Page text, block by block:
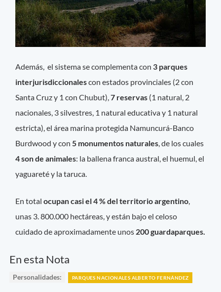
Además, el sistema se complementa con 3 parques
interjurisdiccionalescon estados provinciales (2 con
Santa Cruz y 1 con Chubut),7 reservas (1 natural, 2
nacionales, 3 silvestres, 1 natural educativa y 1 natural
estricta), el área marina protegida Namuncurá-Banco
Burdwood y con5 monumentos naturales, de los cuales
4 son de animales: la ballena franca austral, el huemul, el
yaguareté y la taruca.
En totalocupan casi el 4 % del territorio argentino,
unas 3. 800.000 hectáreas, y están bajo el celoso
cuidado de aproximadamente unos 200 guardaparques.
En esta Nota
Personalidades: PARQUES NACIONALES ALBERTO FERNÁNDEZ